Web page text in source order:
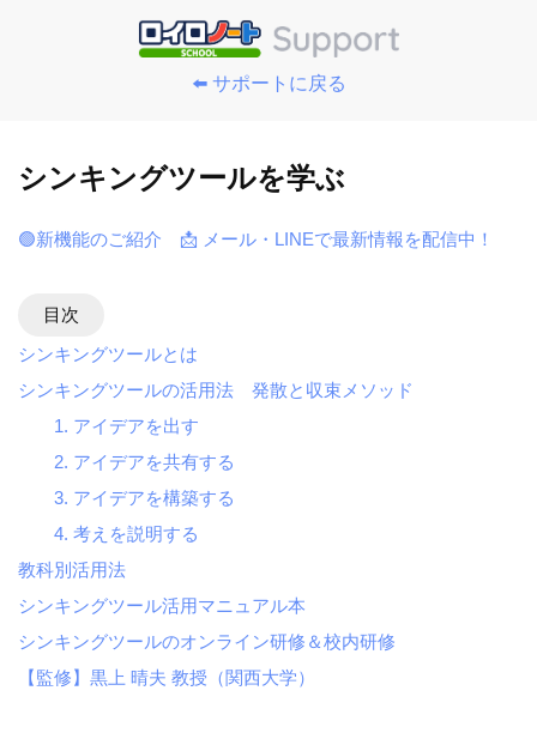
⬅️ サポートに戻る
シンキングツールを学ぶ
🟢新機能のご紹介 📩 メール・LINEで最新情報を配信中！
目次
シンキングツールとは
シンキングツールの活用法 発散と収束メソッド
1. アイデアを出す
2. アイデアを共有する
3. アイデアを構築する
4. 考えを説明する
教科別活用法
シンキングツール活用マニュアル本
シンキングツールのオンライン研修＆校内研修
【監修】黒上 晴夫 教授（関西大学）